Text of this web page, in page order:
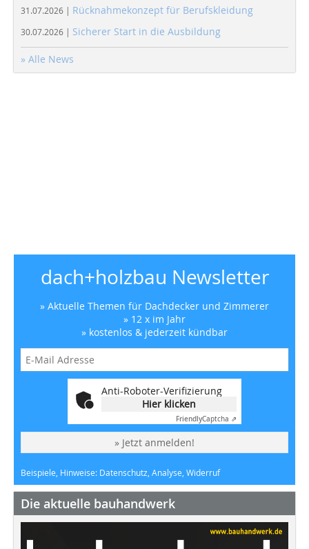
31.07.2026 | Rücknahmekonzept für Berufskleidung
30.07.2026 | Sicherer Start in die Ausbildung
» Alle News
dach+holzbau Newsletter
» Aktuelle Themen für Dachdecker und Zimmerer
» 12 x im Jahr
» kostenlos & jederzeit kündbar
Anti-Roboter-Verifizierung
Hier klicken
FriendlyCaptcha ⇗
» Jetzt anmelden!
Beispiele, Hinweise: Datenschutz, Analyse, Widerruf
Die aktuelle bauhandwerk